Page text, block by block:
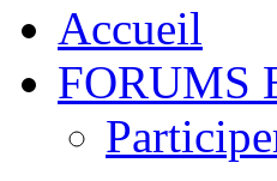
Accueil
FORUMS